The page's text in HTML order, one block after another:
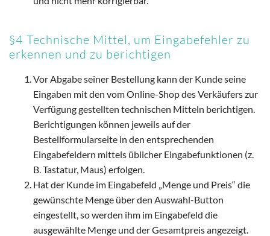
§4 Technische Mittel, um Eingabefehler zu
erkennen und zu berichtigen
Vor Abgabe seiner Bestellung kann der Kunde seine
Eingaben mit den vom Online-Shop des Verkäufers zur
Verfügung gestellten technischen Mitteln berichtigen.
Berichtigungen können jeweils auf der
Bestellformularseite in den entsprechenden
Eingabefeldern mittels üblicher Eingabefunktionen (z.
B. Tastatur, Maus) erfolgen.
Hat der Kunde im Eingabefeld „Menge und Preis“ die
gewünschte Menge über den Auswahl-Button
eingestellt, so werden ihm im Eingabefeld die
ausgewählte Menge und der Gesamtpreis angezeigt.